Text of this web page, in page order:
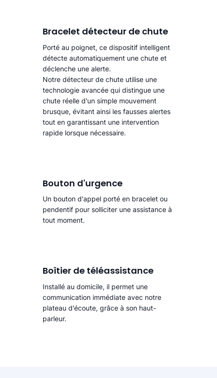
Bracelet détecteur de chute
Porté au poignet, ce dispositif intelligent
détecte automatiquement une chute et
déclenche une alerte.​
Notre détecteur de chute utilise une
technologie avancée qui distingue une
chute réelle d'un simple mouvement
brusque, évitant ainsi les fausses alertes
tout en garantissant une intervention
rapide lorsque nécessaire.
Bouton d'urgence
Un bouton d'appel porté en bracelet ou
pendentif pour solliciter une assistance à
tout moment.
Boîtier de téléassistance
Installé au domicile, il permet une
communication immédiate avec notre
plateau d'écoute, grâce à son haut-
parleur.